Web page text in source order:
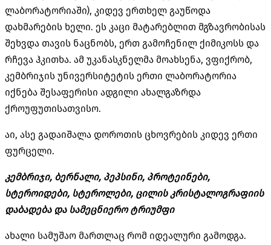
ლაბორატორიაში), კიდევ ერთხელ გაუწოდა
დახმარების ხელი. ეს კაცი მატარებლით მგზავრობისას
შეხვდა თავის ნაცნობს, ერთ გამოჩენილ ქიმიკოსს და
რჩევა ჰკითხა. ამ უკანასკნელმა მოახსენა, ვფიქრობ,
კემბრიჯის უნივერსიტეტის ერთი ლაბორატორია
იქნება შესაფერისი ადგილი ახალგაზრდა
ქროუფუთისათვისო.
აი, ასე გადაიშალა დოროთის ცხოვრების კიდევ ერთი
ფურცელი.
კემბრიჯი, ბერნალი, პეპსინი, პროტეინები,
სტეროიდები, სტეროლები, ცილის კრისტალოგრაფიის
დაბადება და სამეცნიერო ტრიუმფი
ახალი სამუშაო მართლაც რომ იდეალური გამოდგა.